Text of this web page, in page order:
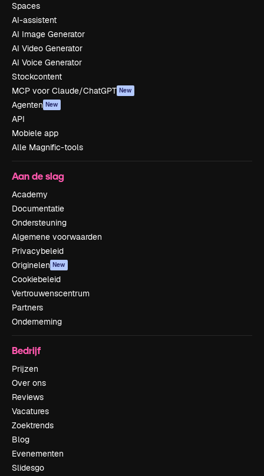
Spaces
AI-assistent
AI Image Generator
AI Video Generator
AI Voice Generator
Stockcontent
MCP voor Claude/ChatGPT New
Agenten New
API
Mobiele app
Alle Magnific-tools
Aan de slag
Academy
Documentatie
Ondersteuning
Algemene voorwaarden
Privacybeleid
Originelen New
Cookiebeleid
Vertrouwenscentrum
Partners
Onderneming
Bedrijf
Prijzen
Over ons
Reviews
Vacatures
Zoektrends
Blog
Evenementen
Slidesgo